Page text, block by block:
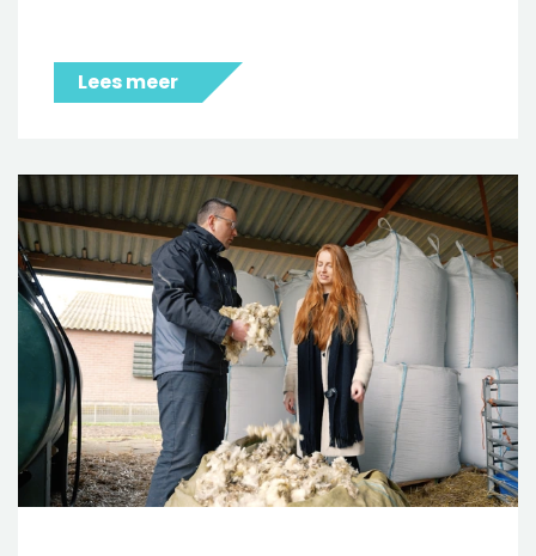
Lees meer